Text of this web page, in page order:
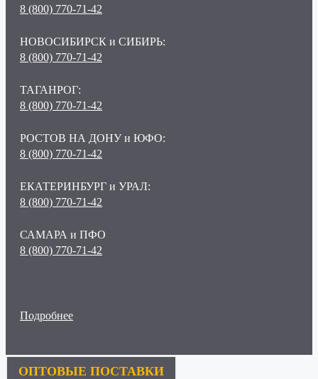
8 (800) 770-71-42
НОВОСИБИРСК и СИБИРЬ:
8 (800) 770-71-42
ТАГАНРОГ:
8 (800) 770-71-42
РОСТОВ НА ДОНУ и ЮФО:
8 (800) 770-71-42
ЕКАТЕРИНБУРГ и УРАЛ:
8 (800) 770-71-42
САМАРА и ПФО
8 (800) 770-71-42
Подробнее
ОПТОВЫЕ ПОСТАВКИ